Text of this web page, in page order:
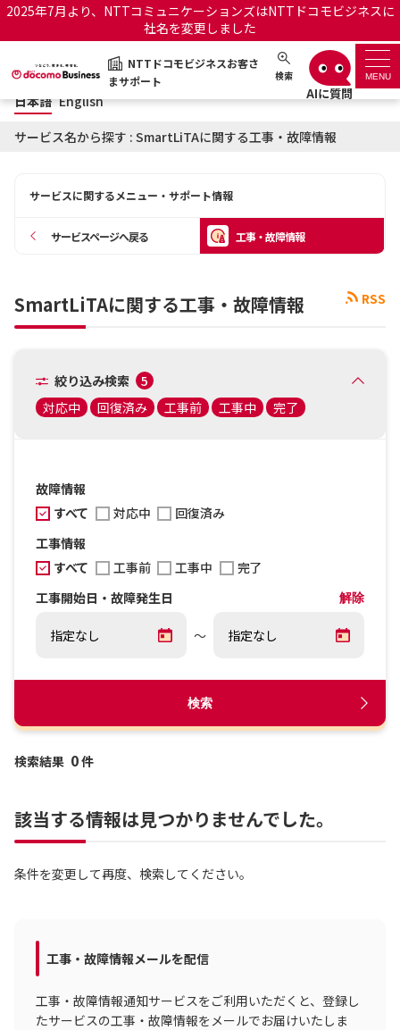
2025年7月より、NTTコミュニケーションズはNTTドコモビジネスに
社名を変更しました
NTTドコモビジネスお客さ
まサポート
検索 MENU
NTTドコモビジネスお客さまサポート 日本語 English
サポートトップ
OCNのお客さまはこちら
工事・故障情報通知サー
オフィシャルサイト
日本語 English
サービス名から探す : SmartLiTAに関する工事・故障情報
サービスに関するメニュー・サポート情報
サービスページへ戻る 工事・故障情報
RSS
SmartLiTAに関する工事・故障情報
絞り込み検索
5
対応中
回復済み 工事前 工事中 完了
故障情報
すべて
対応中
回復済み
工事情報
すべて
工事前 工事中
完了
工事開始日・故障発生日
解除
～
検索
検索結果 0件
該当する情報は見つかりませんでした。
条件を変更して再度、検索してください。
工事・故障情報メールを配信
工事・故障情報通知サービスをご利用いただくと、登録し
たサービスの工事・故障情報をメールでお届けいたしま